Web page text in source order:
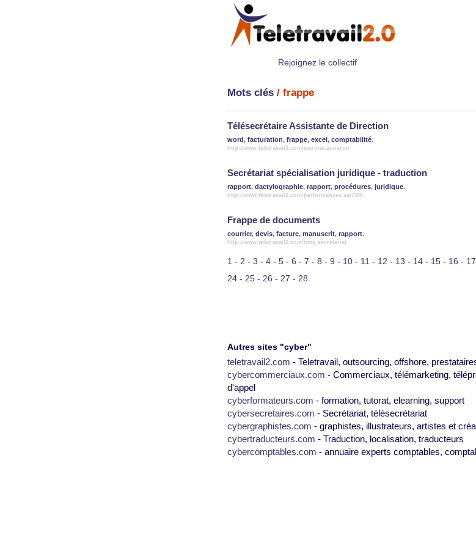
Rejoignez le collectif
Mots clés / frappe
Télésecrétaire Assistante de Direction
word, facturation, frappe, excel, comptabilité.
http://www.teletravail2.com/martine.aubertin
Secrétariat spécialisation juridique - traduction
rapport, dactylographie, rapport, procédures, juridique.
http://www.teletravail2.com/performances.sarl396
Frappe de documents
courrier, devis, facture, manuscrit, rapport.
http://www.teletravail2.com/nmg.secretariat
1 - 2 - 3 - 4 - 5 - 6 - 7 - 8 - 9 - 10 - 11 - 12 - 13 - 14 - 15 - 16 - 17
24 - 25 - 26 - 27 - 28
Autres sites "cyber"
teletravail2.com - Teletravail, outsourcing, offshore,
cybercommerciaux.com - Commerciaux, télémarketing,
d'appel
cyberformateurs.com - formation, tutorat, elearning, support
cybersecretaires.com - Secrétariat, télésecrétariat
cybergraphistes.com - graphistes, illustrateurs, artistes et
cybertraducteurs.com - Traduction, localisation, traducteurs
cybercomptables.com - annuaire experts comptables,